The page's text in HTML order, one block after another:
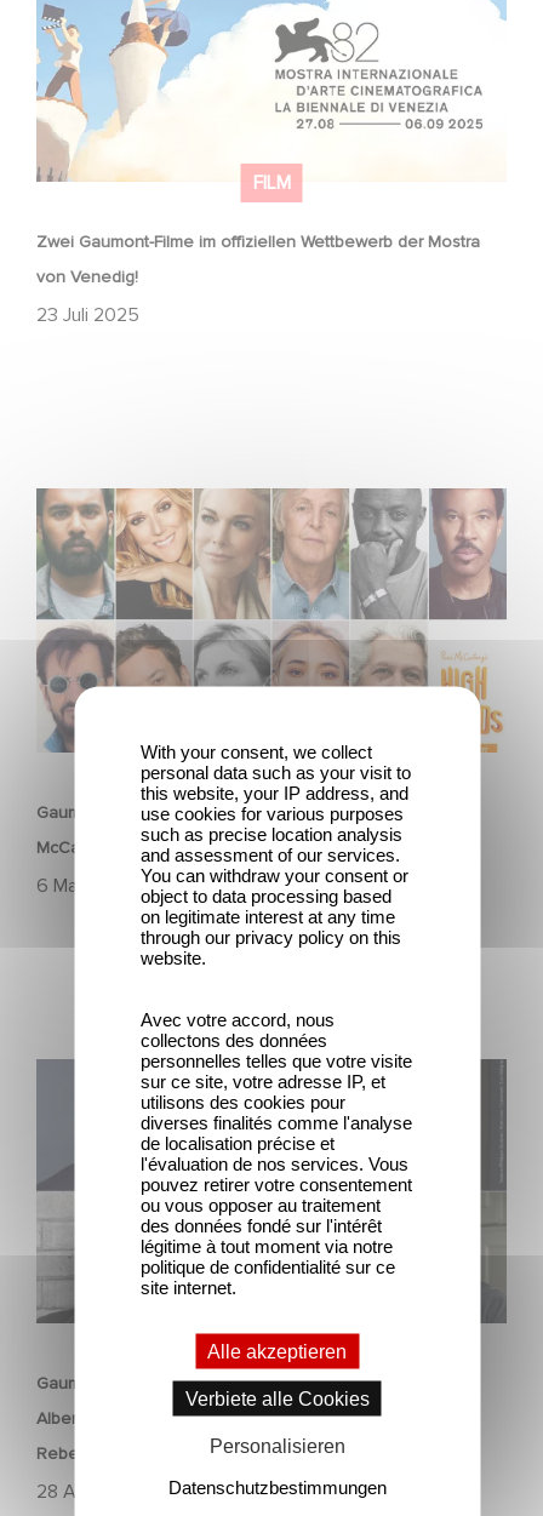
FILM
Zwei Gaumont-Filme im offiziellen Wettbewerb der Mostra
von Venedig!
23 Juli 2025
FILM
Gaumont announces voice cast for animated film Paul
McCartney’s High in the Clouds
6 Mai 2025
Gaumont announces voice cast for animated film Paul
McCartney’s High in the Clouds
Gaumont boards François Ozon’s feature adaptation of
Albert Camus’ ‘The Stranger’ starring Benjamin Voisin,
Rebecca Marder and Swann Arlaud
28 April 2025
Gaumont boards François Ozon’s feature adaptation of
Albert Camus’ ‘The Stranger’ starring Benjamin Voisin,
Rebecca Marder and Swann Arlaud
With your consent, we collect
personal data such as your visit to
this website, your IP address, and
use cookies for various purposes
such as precise location analysis
and assessment of our services.
You can withdraw your consent or
object to data processing based
on legitimate interest at any time
through our privacy policy on this
website.
Avec votre accord, nous
collectons des données
personnelles telles que votre visite
sur ce site, votre adresse IP, et
utilisons des cookies pour
diverses finalités comme l'analyse
de localisation précise et
l'évaluation de nos services. Vous
pouvez retirer votre consentement
ou vous opposer au traitement
des données fondé sur l'intérêt
légitime à tout moment via notre
politique de confidentialité sur ce
site internet.
Alle akzeptieren
Verbiete alle Cookies
Personalisieren
Datenschutzbestimmungen